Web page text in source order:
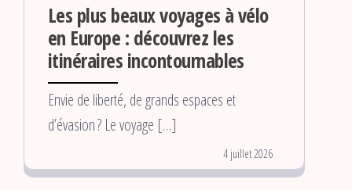
Les plus beaux voyages à vélo
en Europe : découvrez les
itinéraires incontournables
Envie de liberté, de grands espaces et
d’évasion ? Le voyage […]
4 juillet 2026